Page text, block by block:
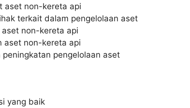
aset non-kereta api
terkait dalam pengelolaan aset
non-kereta api
aset non-kereta api
pengelolaan aset
yang baik